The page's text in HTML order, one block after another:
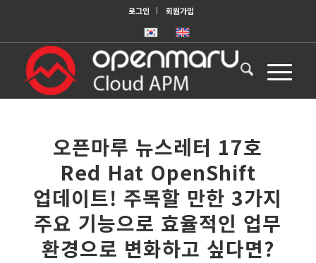
로그인 회원가입
오픈마루 뉴스레터 17호
Red Hat OpenShift
업데이트! 주목할 만한 3가지
주요 기능으로 효율적인 업무
환경으로 변화하고 싶다면?